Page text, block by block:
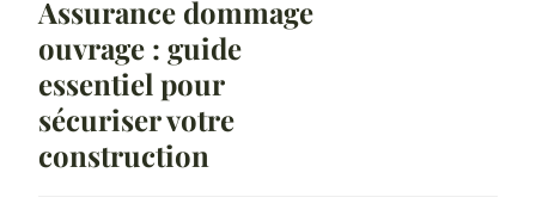
Assurance dommage
ouvrage : guide
essentiel pour
sécuriser votre
construction